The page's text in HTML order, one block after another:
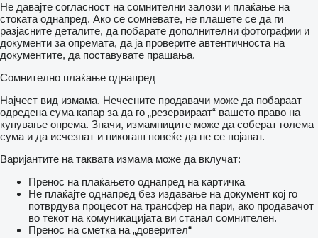
Не давајте согласност на сомнителни залози и плаќање на
стоката однапред. Ако се сомневате, не плашете се да ги
разјасните деталите, да побарате дополнителни фотографии и
документи за опремата, да ја проверите автентичноста на
документите, да поставувате прашања.
Сомнително плаќање однапред
Најчест вид измама. Нечесните продавачи може да побараат
одредена сума капар за да го „резервираат“ вашето право на
купување опрема. Значи, измамниците може да соберат голема
сума и да исчезнат и никогаш повеќе да не се појават.
Варијантите на таквата измама може да вклучат:
Пренос на плаќањето однапред на картичка
Не плаќајте однапред без издавање на документ кој го
потврдува процесот на трансфер на пари, ако продавачот
во текот на комуникацијата ви станал сомнителен.
Пренос на сметка на „доверител“